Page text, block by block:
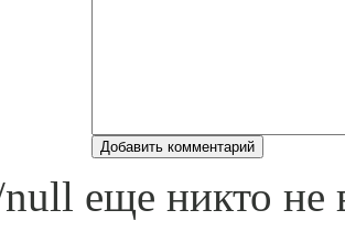
еще никто не